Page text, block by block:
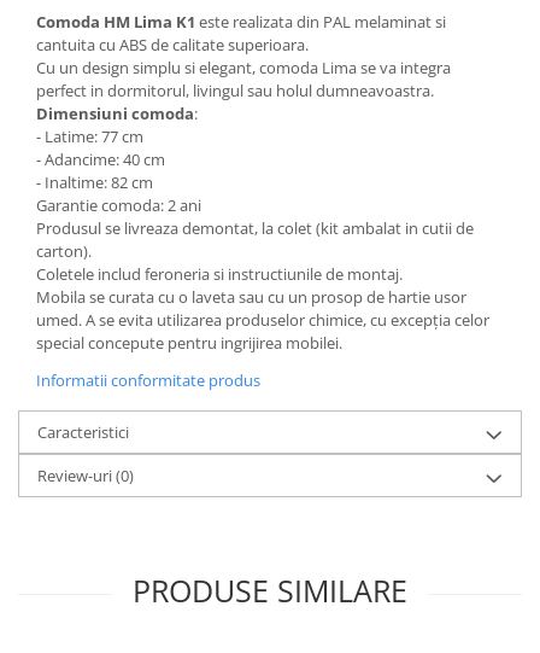
Cuiere
Mobilier gradinita
Mese gradinita
Scaune gradinita
Set mese si scaune gradinita
Mobilier copii
Mobila camera copii
Scaune birou pentru copii
Saltele patuturi copii
Paturi copii
Masa si scaune gradinita
Seturi comode living si dormitor
Comoda HM Lima K1 este realizata din PAL melaminat si
cantuita cu ABS de calitate superioara.
Cu un design simplu si elegant, comoda Lima se va integra
perfect in dormitorul, livingul sau holul dumneavoastra.
Dimensiuni comoda:
- Latime: 77 cm
- Adancime: 40 cm
- Inaltime: 82 cm
Garantie comoda: 2 ani
Produsul se livreaza demontat, la colet (kit ambalat in cutii de
carton).
Coletele includ feroneria si instructiunile de montaj.
Mobila se curata cu o laveta sau cu un prosop de hartie usor
umed. A se evita utilizarea produselor chimice, cu excepția celor
special concepute pentru ingrijirea mobilei.
Informatii conformitate produs
Caracteristici
Review-uri(0)
PRODUSE SIMILARE